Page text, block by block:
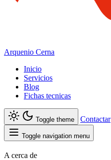
Arquenio Cerna
Inicio
Servicios
Blog
Fichas tecnicas
Toggle theme Contactar
Toggle navigation menu
A cerca de